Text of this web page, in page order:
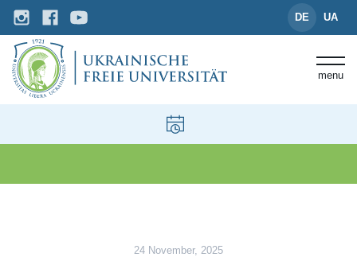
DE UA
menu
24 November, 2025